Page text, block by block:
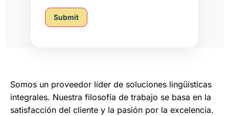
Submit
Somos un proveedor líder de soluciones lingüísticas
integrales. Nuestra filosofía de trabajo se basa en la
satisfacción del cliente y la pasión por la excelencia.